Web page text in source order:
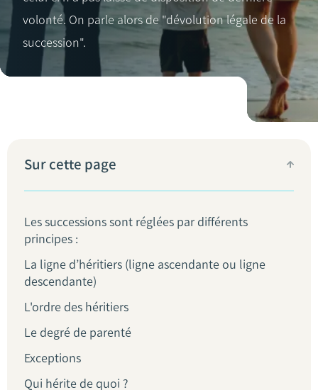
volonté. On parle alors de "dévolution légale de la
succession".
Sur cette page
Les successions sont réglées par différents
principes :
La ligne d’héritiers (ligne ascendante ou ligne
descendante)
L'ordre des héritiers
Le degré de parenté
Exceptions
Qui hérite de quoi ?